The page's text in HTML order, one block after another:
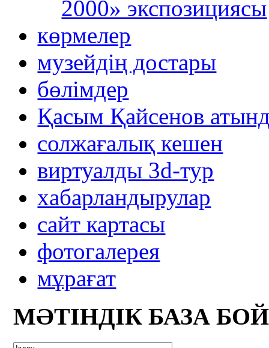
2000» экспозициясы
көрмелер
музейдің достары
бөлімдер
Қасым Қайсенов
солжағалық кешен
виртуалды 3d-тур
xабарландырулар
сайт картасы
фотогалерея
мұрағат
МӘТІНДІК БАЗА